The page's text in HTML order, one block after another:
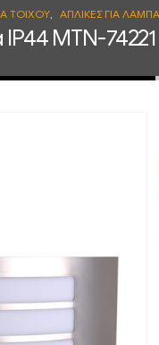
ΤΟΙΧΟΥ, ΑΠΛΙΚΕΣ ΓΙΑ ΛΑΜΠΑ
MTN-74221